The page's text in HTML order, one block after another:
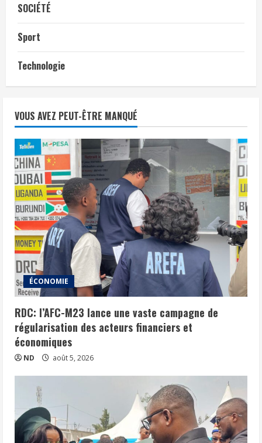
SOCIÉTÉ
Sport
Technologie
VOUS AVEZ PEUT-ÊTRE MANQUÉ
ÉCONOMIE
RDC: l’AFC-M23 lance une vaste campagne de
régularisation des acteurs financiers et
économiques
ND août 5, 2026